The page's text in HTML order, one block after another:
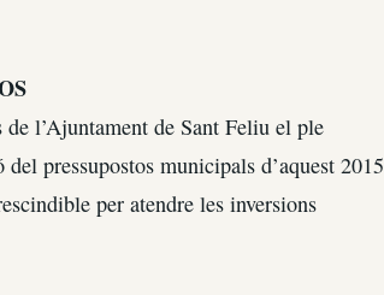
l’Ajuntament de Sant Feliu el ple
pressupostos municipals d’aquest 2015
per atendre les inversions